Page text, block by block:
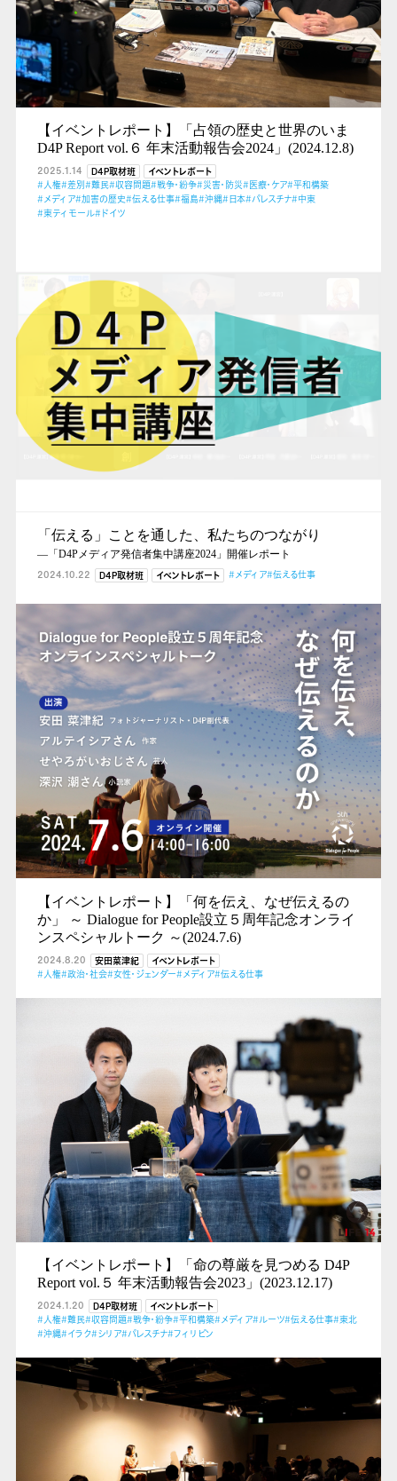
【イベントレポート】「占領の歴史と世界のいま
D4P Report vol.６ 年末活動報告会2024」(2024.12.8)
2025.1.14 D4P取材班
イベントレポート
#人権#差別#難民#収容問題#戦争・紛争#災害・防災#医療・ケア#平和構築
#メディア#加害の歴史#伝える仕事#福島#沖縄#日本#パレスチナ#中東
#東ティモール#ドイツ
「伝える」ことを通した、私たちのつながり
―「D4Pメディア発信者集中講座2024」開催レポート
2024.10.22 D4P取材班 イベントレポート #メディア#伝える仕事
【イベントレポート】「何を伝え、なぜ伝えるの
か」 ～ Dialogue for People設立５周年記念オンライ
ンスペシャルトーク ～(2024.7.6)
2024.8.20 安田菜津紀
イベントレポート
#人権#政治・社会#女性・ジェンダー#メディア#伝える仕事
【イベントレポート】「命の尊厳を見つめる D4P
Report vol.５ 年末活動報告会2023」(2023.12.17)
2024.1.20 D4P取材班
イベントレポート
#人権#難民#収容問題#戦争・紛争#平和構築#メディア#ルーツ#伝える仕事#東北
#沖縄#イラク#シリア#パレスチナ#フィリピン